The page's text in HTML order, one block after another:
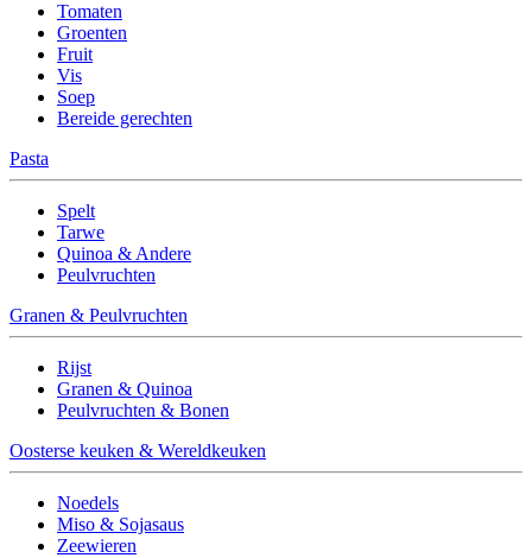
Tomaten
Groenten
Fruit
Vis
Soep
Bereide gerechten
Pasta
Spelt
Tarwe
Quinoa & Andere
Peulvruchten
Granen & Peulvruchten
Rijst
Granen & Quinoa
Peulvruchten & Bonen
Oosterse keuken & Wereldkeuken
Noedels
Miso & Sojasaus
Zeewieren